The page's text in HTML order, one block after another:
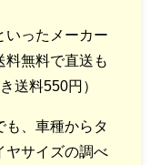
いったメーカー
料無料で直送も
送料550円）
も、車種からタ
ヤサイズの調べ